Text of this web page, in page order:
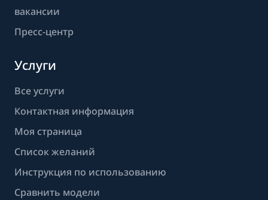
вакансии
Пресс-центр
Услуги
Все услуги
Контактная информация
Моя страница
Список желаний
Инструкция по использованию
Сравнить модели